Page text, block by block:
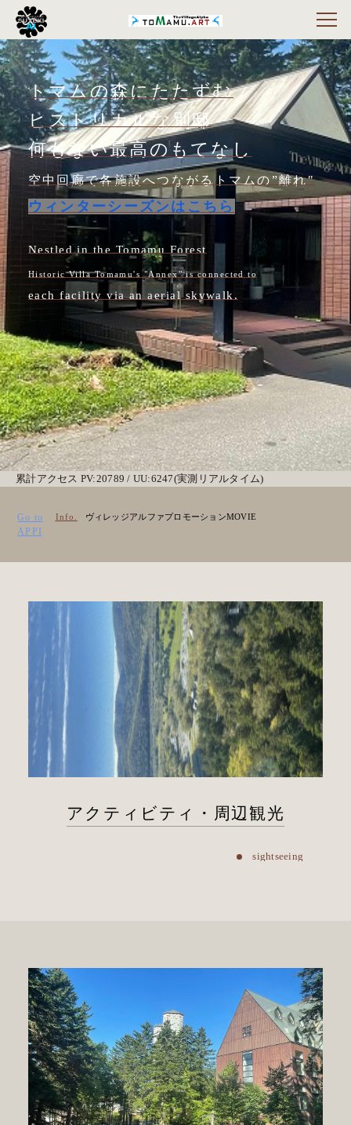
トマムの森にたたずむ
ヒストリカルな別邸
何もない最高のもてなし
空中回廊で各施設へつながるトマムの”離れ"
ウィンターシーズンはこちら
Nestled in the Tomamu Forest
Historic Villa Tomamu's "Annex" is connected to
each facility via an aerial skywalk.
累計アクセス PV:20789 / UU:6247(実測リアルタイム)
Go to
APPI
Info. ヴィレッジアルファプロモーションMOVIE
アクティビティ・周辺観光